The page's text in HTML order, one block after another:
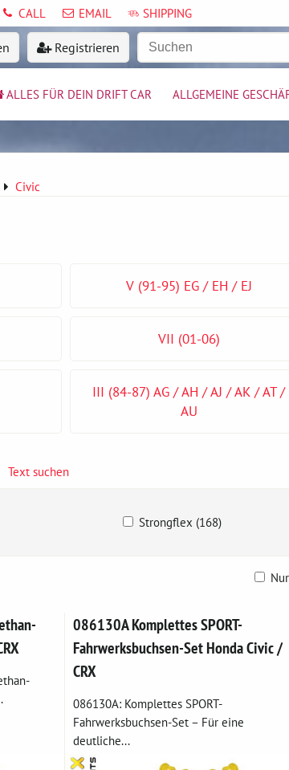
CALL EMAIL SHIPPING
Registrieren
ALLES FÜR DEIN DRIFT CAR ALLGEMEINE
Civic
V (91-95) EG / EH / EJ
VII (01-06)
III (84-87) AG / AH / AJ / AK / AT /
AU
Text suchen
Strongflex (168)
086130A Komplettes SPORT-
Fahrwerksbuchsen-Set Honda Civic /
CRX
086130A: Komplettes SPORT-
Fahrwerksbuchsen-Set – Für eine
deutliche...